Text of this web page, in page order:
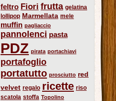
feltro Fiori frutta gelatina
lollipop Marmellata mele
muffin pagliaccio
pannolenci pasta
PDZ pirata portachiavi
portafoglio
portatutto prosciutto red
velvet regalo ricette riso
scatola stoffa Topolino